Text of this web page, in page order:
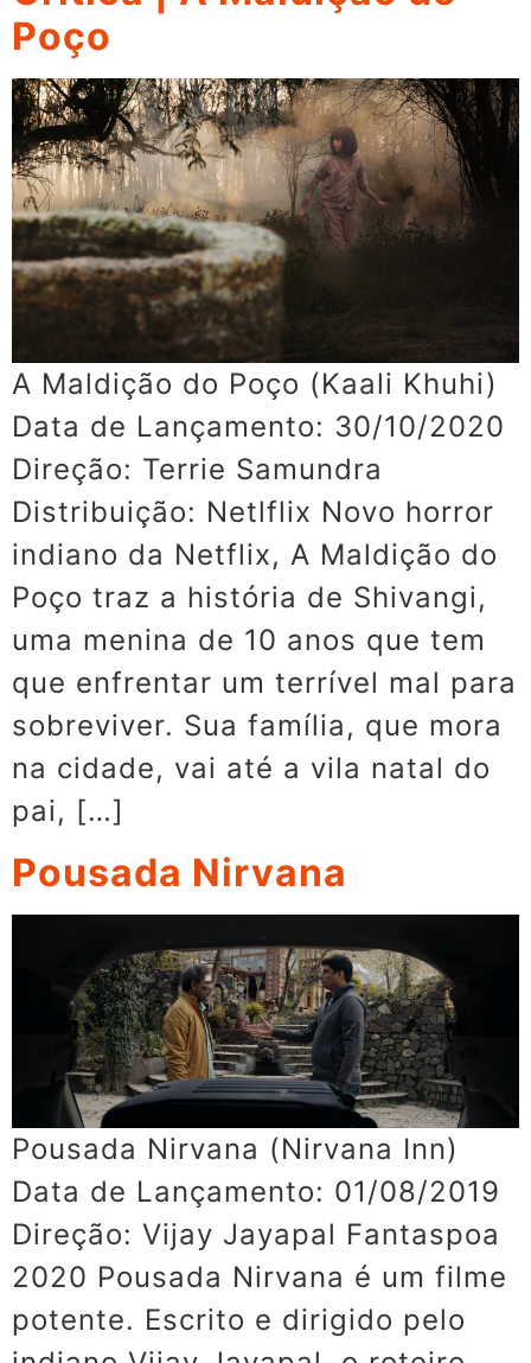
Poço
A Maldição do Poço (Kaali Khuhi)
Data de Lançamento: 30/10/2020
Direção: Terrie Samundra
Distribuição: Netlflix Novo horror
indiano da Netflix, A Maldição do
Poço traz a história de Shivangi,
uma menina de 10 anos que tem
que enfrentar um terrível mal para
sobreviver. Sua família, que mora
na cidade, vai até a vila natal do
pai, […]
Pousada Nirvana
Pousada Nirvana (Nirvana Inn)
Data de Lançamento: 01/08/2019
Direção: Vijay Jayapal Fantaspoa
2020 Pousada Nirvana é um filme
potente. Escrito e dirigido pelo